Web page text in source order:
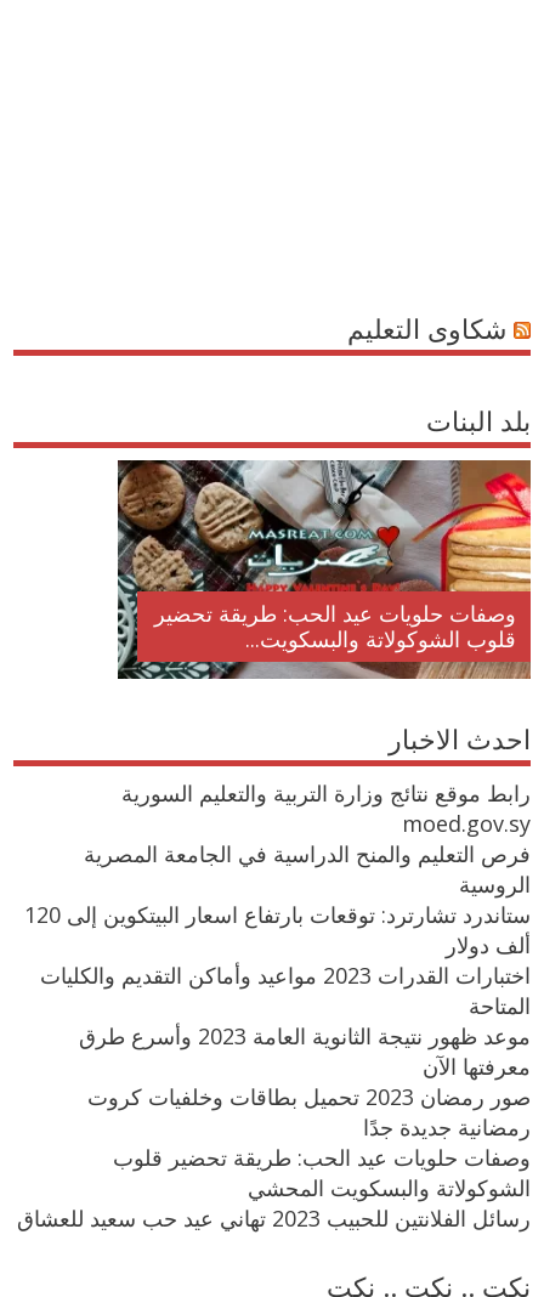
شكاوى التعليم
بلد البنات
وصفات
قلوب
وصفات أكلات عيد راس السنة الميلادية
والميلاد المجيد الكريسما...
احدث الاخبار
رابط موقع نتائج وزارة التربية والتعليم السورية
moed.gov.sy
فرص التعليم والمنح الدراسية في الجامعة المصرية
الروسية
ستاندرد تشارترد: توقعات بارتفاع اسعار البيتكوين إلى 120
ألف دولار
اختبارات القدرات 2023 مواعيد وأماكن التقديم والكليات
المتاحة
موعد ظهور نتيجة الثانوية العامة 2023 وأسرع طرق
معرفتها الآن
صور رمضان 2023 تحميل بطاقات وخلفيات كروت
رمضانية جديدة جدًا
وصفات حلويات عيد الحب: طريقة تحضير قلوب
الشوكولاتة والبسكويت المحشي
رسائل الفلانتين للحبيب 2023 تهاني عيد حب سعيد للعشاق
نكت .. نكت .. نكت